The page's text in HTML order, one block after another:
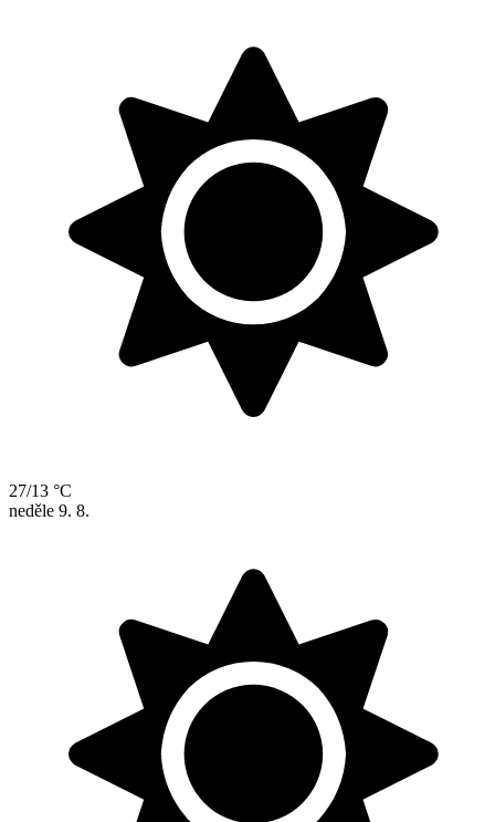
27/13 °C
neděle 9. 8.